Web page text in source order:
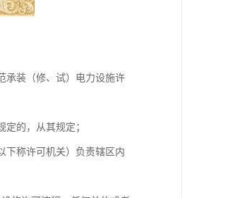
承装（修、试）电力设施许
的，从其规定；
下称许可机关）负责辖区内